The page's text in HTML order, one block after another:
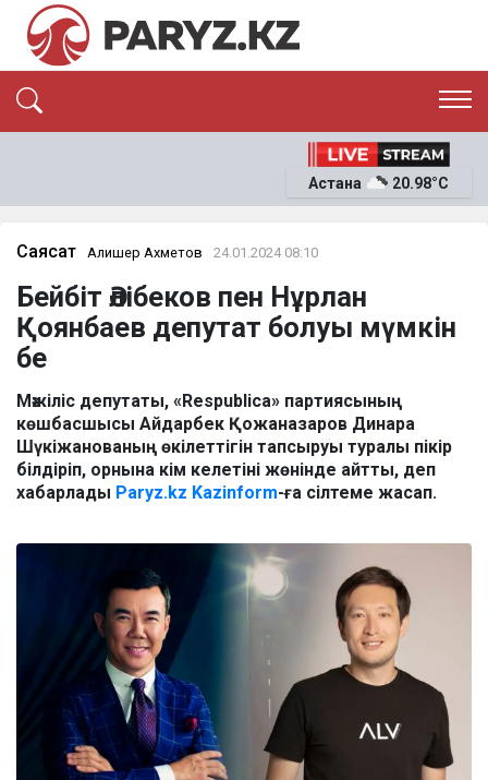
ЭКОНОМИКА
ОҚИҒА
News
Астана 20.98°C
Саясат Алишер Ахметов 24.01.2024 08:10
Бейбіт Әлібеков пен Нұрлан
Қоянбаев депутат болуы мүмкін
бе
Мәжіліс депутаты, «Respublica» партиясының
көшбасшысы Айдарбек Қожаназаров Динара
Шүкіжанованың өкілеттігін тапсыруы туралы пікір
білдіріп, орнына кім келетіні жөнінде айтты, деп
хабарлады Paryz.kz Kazinform-ға сілтеме жасап.